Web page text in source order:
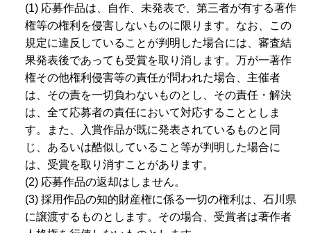
(1) 応募作品は、自作、未発表で、第三者が有する著作
権等の権利を侵害しないものに限ります。なお、この
規定に違反していることが判明した場合には、審査結
果発表後であっても受賞を取り消します。万が一著作
権その他権利侵害等の責任が問われた場合、主催者
は、その責を一切負わないものとし、その責任・解決
は、全て応募者の責任において対応することとしま
す。また、入賞作品が既に発表されているものと同
じ、あるいは酷似していること等が判明した場合に
は、受賞を取り消すことがあります。
(2) 応募作品の返却はしません。
(3) 採用作品の知的財産権に係る一切の権利は、石川県
に譲渡するものとします。その場合、受賞者は著作者